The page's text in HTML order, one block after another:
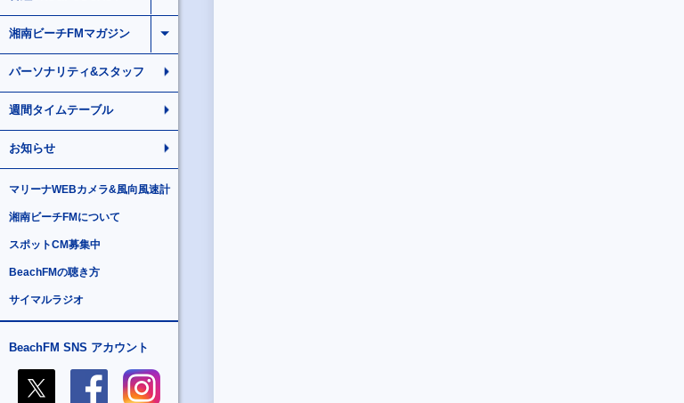
湘南ビーチFMマガジン
パーソナリティ&スタッフ
週間タイムテーブル
お知らせ
マリーナWEBカメラ&風向風速計
湘南ビーチFMについて
スポットCM募集中
BeachFMの聴き方
サイマルラジオ
BeachFM SNS アカウント